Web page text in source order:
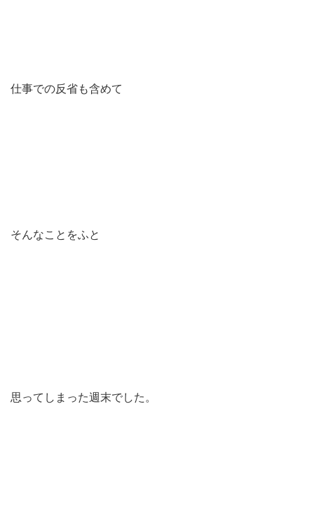
仕事での反省も含めて
そんなことをふと
思ってしまった週末でした。